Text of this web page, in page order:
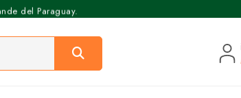
del Paraguay.
en 30 min.